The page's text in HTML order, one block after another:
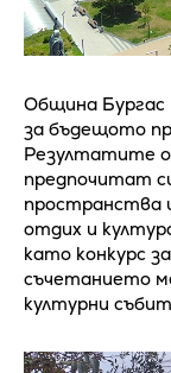
Община Бургас
за бъдещото
Резултатите
предпочитат
пространства
отдих и
като конкурс
съчетанието
културни